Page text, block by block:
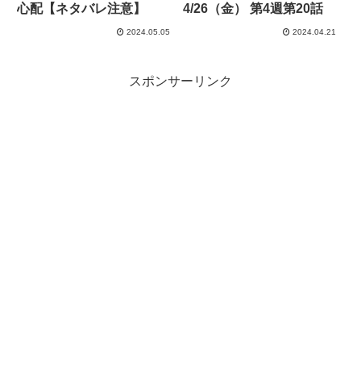
心配【ネタバレ注意】
2024.05.05
4/26（金） 第4週第20話
2024.04.21
スポンサーリンク